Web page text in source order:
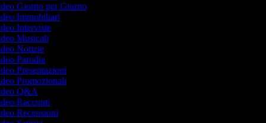
Giorno per Giorno
Immobiliari
Interviste
Musicali
Notizie
Parodia
Presentazioni
Promozionali
Q&A
Racconti
Recensioni